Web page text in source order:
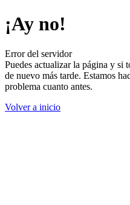
¡Ay no!
Error del servidor
Puedes actualizar la página y si
de nuevo más tarde. Estamos
problema cuanto antes.
Volver a inicio